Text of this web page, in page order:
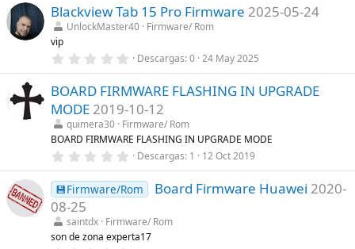
(
s
0
e
s
r
l
l
a
(
s
)
Blackview Tab 15 Pro Firmware 2025-05-24
UnlockMaster40 Firmware/ Rom
vip
0
0
e
s
t
r
e
l
a
(
s
Descargas 0 24 May 2025
BOARD FIRMWARE FLASHING IN UPGRADE
MODE 2019-10-12
quimera30 Firmware/ Rom
BOARD FIRMWARE FLASHING IN UPGRADE MODE
0
0
e
t
r
e
Descargas 1 12 Oct 2019
💾Firmware/Rom Board Firmware Huawei 2020-
08-25
saintdx Firmware/ Rom
son de zona experta17